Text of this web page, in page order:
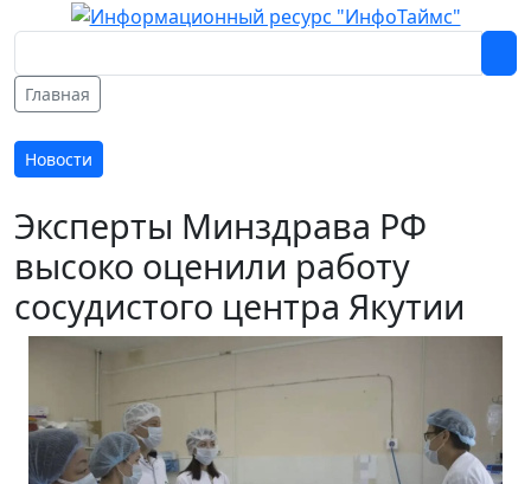
Главная
Новости
Эксперты Минздрава РФ
высоко оценили работу
сосудистого центра Якутии